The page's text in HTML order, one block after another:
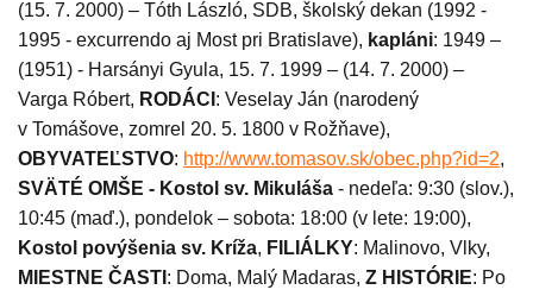
(15. 7. 2000) – Tóth László, SDB, školský dekan (1992 -
1995 - excurrendo aj Most pri Bratislave), kapláni: 1949 –
(1951) - Harsányi Gyula, 15. 7. 1999 – (14. 7. 2000) –
Varga Róbert, RODÁCI : Veselay Ján (narodený
v Tomášove, zomrel 20. 5. 1800 v Rožňave),
OBYVATEĽSTVO: http://www.tomasov.sk/obec.php?id=2,
SVÄTÉ OMŠE - Kostol sv. Mikuláša - nedeľa: 9:30 (slov.),
10:45 (maď.), pondelok – sobota: 18:00 (v lete: 19:00),
Kostol povýšenia sv. Kríža, FILIÁLKY: Malinovo, Vlky,
MIESTNE ČASTI : Doma, Malý Madaras, Z HISTÓRIE: Po